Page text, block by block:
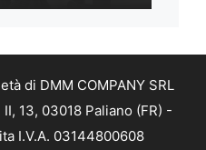
di DMM COMPANY SRL
13, 03018 Paliano (FR) -
I.V.A. 03144800608